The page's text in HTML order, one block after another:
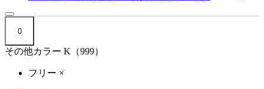
0
その他カラー K（999）
フリー ×